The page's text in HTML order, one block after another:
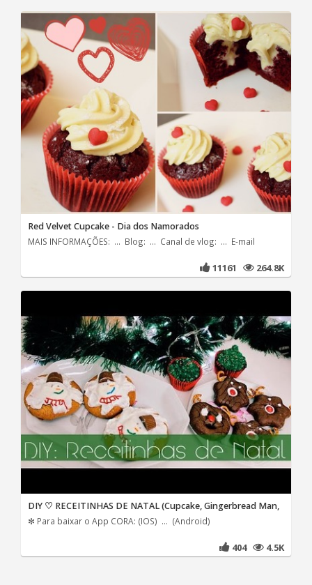
Red Velvet Cupcake - Dia dos Namorados
MAIS INFORMAÇÕES: ... Blog: ... Canal de vlog: ... E-mail
11161 264.8K
DIY ♡ RECEITINHAS DE NATAL (Cupcake, Gingerbread Man,
✻ Para baixar o App CORA: (IOS) ... (Android)
404 4.5K